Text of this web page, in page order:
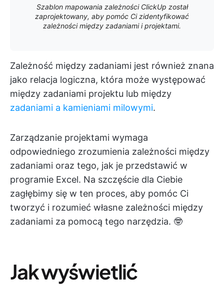
Szablon mapowania zależności ClickUp został
zaprojektowany, aby pomóc Ci zidentyfikować
zależności między zadaniami i projektami.
Zależność między zadaniami jest również znana
jako relacja logiczna, która może występować
między zadaniami projektu lub między
zadaniami a kamieniami milowymi.
Zarządzanie projektami wymaga
odpowiedniego zrozumienia zależności między
zadaniami oraz tego, jak je przedstawić w
programie Excel. Na szczęście dla Ciebie
zagłębimy się w ten proces, aby pomóc Ci
tworzyć i rozumieć własne zależności między
zadaniami za pomocą tego narzędzia. 🤓
Jak wyświetlić